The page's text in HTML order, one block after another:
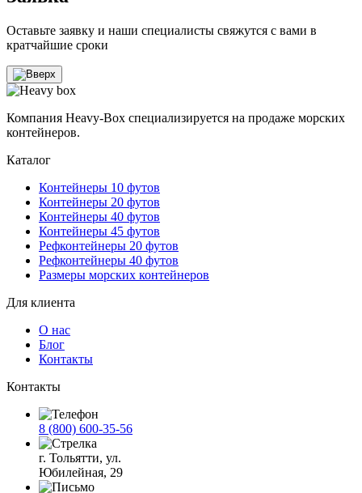
Оставьте заявку и наши специалисты свяжутся с вами в
кратчайшие сроки
Компания Heavy-Box специализируется на продаже морских
контейнеров.
Каталог
Контейнеры 10 футов
Контейнеры 20 футов
Контейнеры 40 футов
Контейнеры 45 футов
Рефконтейнеры 20 футов
Рефконтейнеры 40 футов
Размеры морских контейнеров
Для клиента
О нас
Блог
Контакты
Контакты
8 (800) 600-35-56
г. Тольятти, ул.
Юбилейная, 29